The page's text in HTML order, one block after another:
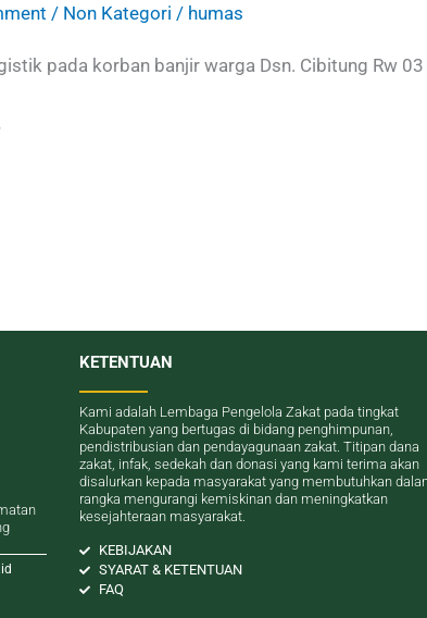
/ Non Kategori / humas
pada korban banjir warga Dsn. Cibitung Rw
KETENTUAN
Kami adalah Lembaga Pengelola Zakat pada tingkat
Kabupaten yang bertugas di bidang penghimpunan,
pendistribusian dan pendayagunaan zakat. Titipan dana
zakat, infak, sedekah dan donasi yang kami terima akan
disalurkan kepada masyarakat yang membutuhkan
rangka mengurangi kemiskinan dan meningkatkan
kesejahteraan masyarakat.
KEBIJAKAN
SYARAT & KETENTUAN
FAQ